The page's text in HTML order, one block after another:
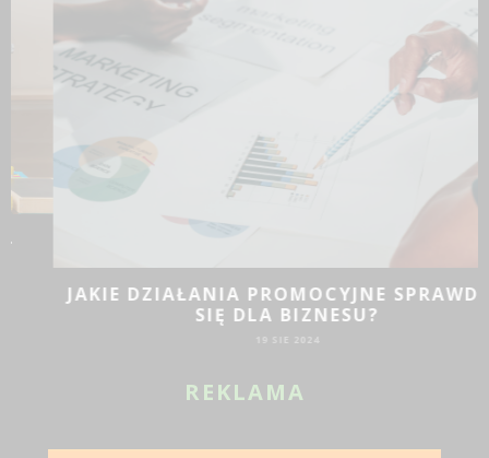
JAKIE DZIAŁANIA PROMOCYJNE SPRAWDZĄ
SIĘ DLA BIZNESU?
19 SIE 2024
REKLAMA